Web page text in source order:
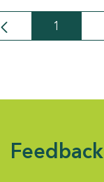
Seite
1
Feedback